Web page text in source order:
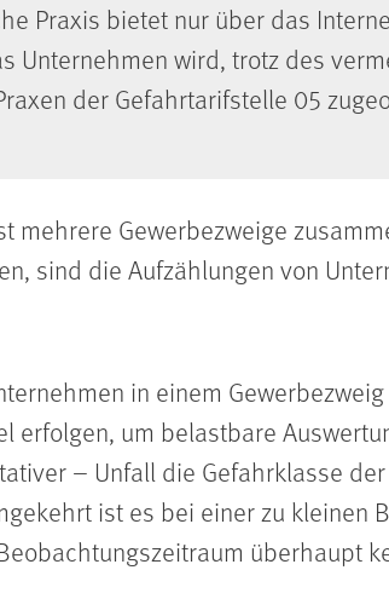
Praxis bietet nur über das
Unternehmen wird, trotz des
der Gefahrtarifstelle 05
mehrere Gewerbezweige
sind die Aufzählungen von
in einem
erfolgen, um belastbare
– Unfall die Gefahrklasse
ist es bei einer zu kleinen
überhaupt